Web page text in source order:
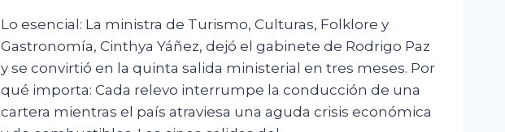
Lo esencial: La ministra de Turismo, Culturas, Folklore y
Gastronomía, Cinthya Yáñez, dejó el gabinete de Rodrigo Paz
y se convirtió en la quinta salida ministerial en tres meses. Por
qué importa: Cada relevo interrumpe la conducción de una
cartera mientras el país atraviesa una aguda crisis económica